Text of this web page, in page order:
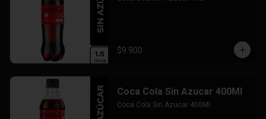
$9.900
Coca Cola Sin Azucar 400Ml
Coca Cola Sin Azucar 400Ml